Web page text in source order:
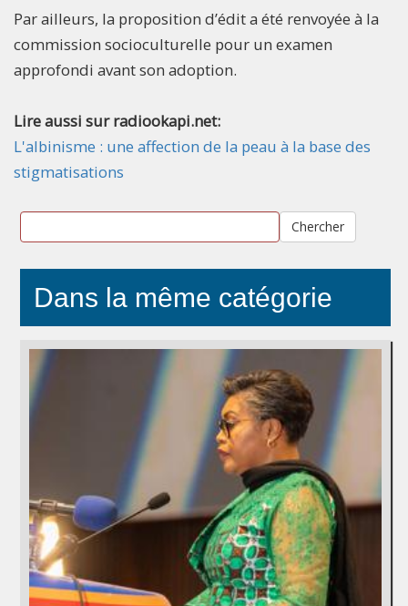
Par ailleurs, la proposition d’édit a été renvoyée à la
commission socioculturelle pour un examen
approfondi avant son adoption.
Lire aussi sur radiookapi.net:
L'albinisme : une affection de la peau à la base des
stigmatisations
Chercher
Dans la même catégorie